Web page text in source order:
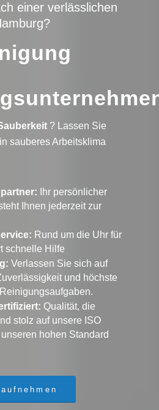
einer verlässlichen
? Lassen Sie
sauberes Arbeitsklima
Ihr persönlicher
Ihnen jederzeit zur
Rund um die Uhr für
schnelle Hilfe
Verlassen Sie sich auf
und höchste
Qualität, die
stolz auf unsere ISO
hohen Standard